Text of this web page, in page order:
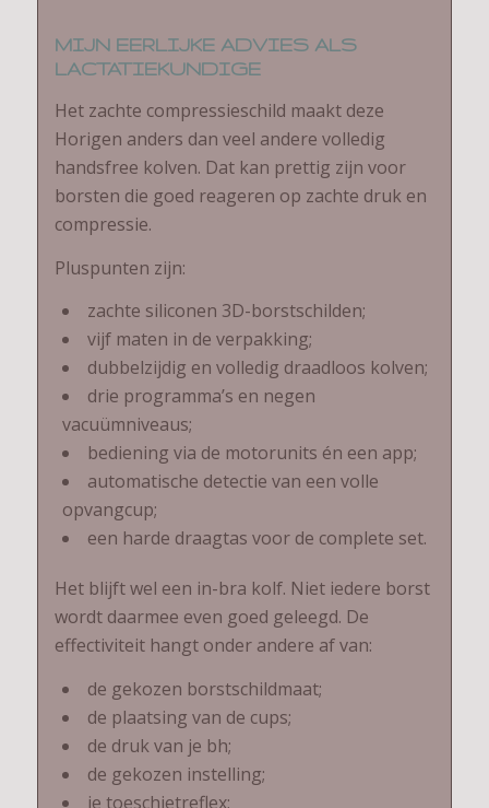
MIJN EERLIJKE ADVIES ALS
LACTATIEKUNDIGE
Het zachte compressieschild maakt deze
Horigen anders dan veel andere volledig
handsfree kolven. Dat kan prettig zijn voor
borsten die goed reageren op zachte druk en
compressie.
Pluspunten zijn:
zachte siliconen 3D-borstschilden;
vijf maten in de verpakking;
dubbelzijdig en volledig draadloos kolven;
drie programma’s en negen
vacuümniveaus;
bediening via de motorunits én een app;
automatische detectie van een volle
opvangcup;
een harde draagtas voor de complete set.
Het blijft wel een in-bra kolf. Niet iedere borst
wordt daarmee even goed geleegd. De
effectiviteit hangt onder andere af van:
de gekozen borstschildmaat;
de plaatsing van de cups;
de druk van je bh;
de gekozen instelling;
je toeschietreflex;